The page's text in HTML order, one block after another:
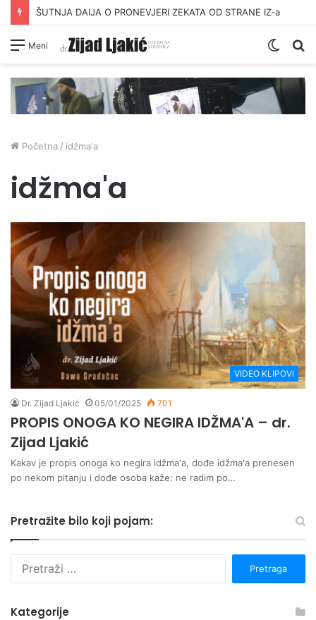
ŠUTNJA DAIJA O PRONEVJERI ZEKATA OD STRANE IZ-a
Meni
Switch
Početna / idžma'a
idžma'a
VIDEO KLIPOVI
Dr. Zijad Ljakić 05/01/2025 701
PROPIS ONOGA KO NEGIRA IDŽMA'A – dr.
Zijad Ljakić
Kakav je propis onoga ko negira idžma'a, dođe idžma'a prenesen
po nekom pitanju i dođe osoba kaže: ne radim po…
Pretražite bilo koji pojam:
Kategorije